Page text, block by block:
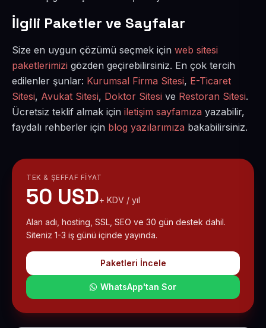
İlgili Paketler ve Sayfalar
Size en uygun çözümü seçmek için web sitesi
paketlerimizi gözden geçirebilirsiniz. En çok tercih
edilenler şunlar: Kurumsal Firma Sitesi, E-Ticaret
Sitesi, Avukat Sitesi, Doktor Sitesi ve Restoran Sitesi.
Ücretsiz teklif almak için iletişim sayfamıza yazabilir,
faydalı rehberler için blog yazılarımıza bakabilirsiniz.
TEK & ŞEFFAF FIYAT
50 USD+ KDV / yıl
Alan adı, hosting, SSL, SEO ve 30 gün destek dahil.
Siteniz 1-3 iş günü içinde yayında.
Paketleri İncele
WhatsApp'tan Sor